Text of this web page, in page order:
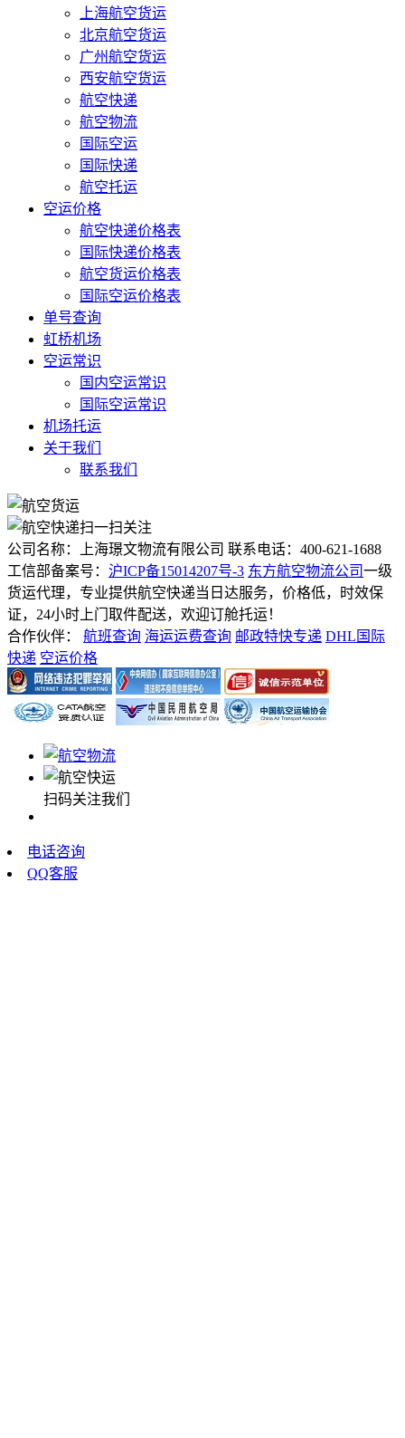
上海航空货运
北京航空货运
广州航空货运
西安航空货运
航空快递
航空物流
国际空运
国际快递
航空托运
空运价格
航空快递价格表
国际快递价格表
航空货运价格表
国际空运价格表
单号查询
虹桥机场
空运常识
国内空运常识
国际空运常识
机场托运
关于我们
联系我们
扫一扫关注
公司名称：上海璟文物流有限公司 联系电话：400-621-1688
工信部备案号： 沪ICP备15014207号-3 东方航空物流公司一级
货运代理，专业提供航空快递当日达服务，价格低，时效保
证，24小时上门取件配送，欢迎订舱托运！
合作伙伴： 航班查询 海运运费查询 邮政特快专递 DHL国际
快递 空运价格
扫码关注我们
电话咨询
QQ客服